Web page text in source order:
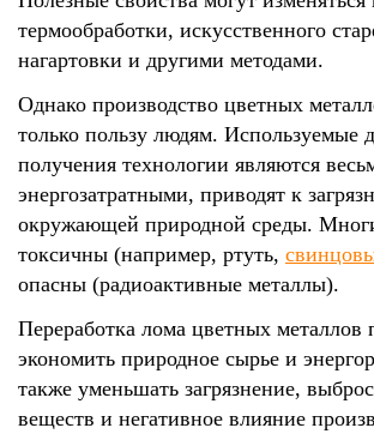
термообработки, искусственного
нагартовки и другими методами.
Однако производство цветных
только пользу людям. Используемые
получения технологии являются
энергозатратными, приводят к
окружающей природной среды.
токсичны (например, ртуть,
опасны (радиоактивные металлы).
Переработка лома цветных металлов
экономить природное сырье и
также уменьшать загрязнение,
веществ и негативное влияние